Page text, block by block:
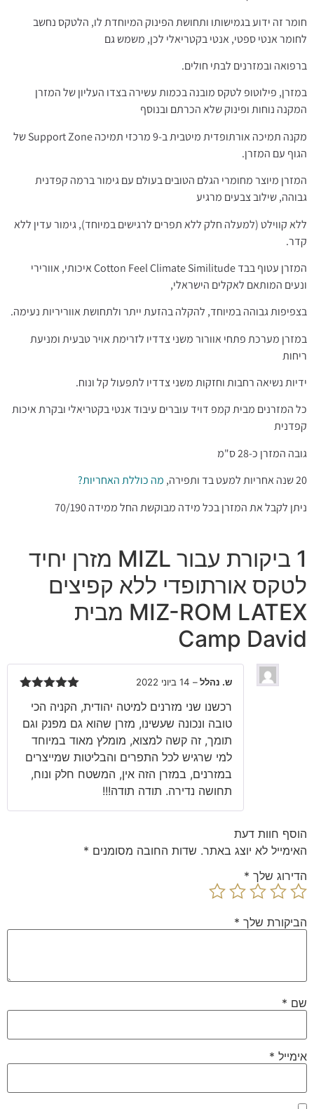
חומר זה ידוע בגמישותו ותחושת הפינוק המיוחדת לו, הלטקס נחשב
לחומר אנטי ספטי, אנטי בקטריאלי לכן, משמש גם
ברפואה ובמזרנים לבתי חולים.
במזרן, פילוטופ לטקס מובנה בכמות עשירה בצדו העליון של המזרן
המקנה נוחות ופינוק שלא הכרתם ובנוסף
מקנה תמיכה אורתופדית מיטבית ב-9 מרכזי תמיכה Support Zone של
הגוף עם המזרן.
המזרן מיוצר מחומרי הגלם הטובים בעולם עם גימור ברמה קפדנית
גבוהה, שילוב צבעים מרגיע
ללא קווילט (למעלה חלק ללא תפרים לרגישים במיוחד), גימור עדין ללא
קדר.
המזרן עטוף בבד Cotton Feel Climate Similitude איכותי, אוורירי
ונעים המותאם לאקלים הישראלי,
בצפיפות גבוהה במיוחד, להקלה בהזעת ייתר ולתחושת אווריריות נעימה.
במזרן מערכת פתחי אוורור משני צדדיו לזרימת אויר טבעית ומניעת
ריחות
ידיות נשיאה רחבות וחזקות משני צדדיו לתפעול קל ונוח.
כל המזרנים מבית קמפ דויד עוברים עיבוד אנטי בקטריאלי ובקרת איכות
קפדנית
גובה המזרן כ-28 ס"מ
20 שנה אחריות למעט בד ותפירה,
מה כוללת האחריות?
ניתן לקבל את המזרן בכל מידה מבוקשת החל ממידה 70/190
1 ביקורת עבור
MIZL מזרן יחיד
לטקס אורתופדי ללא קפיצים
MIZ-ROM LATEX מבית
Camp David
5
ש. נהלל– 14 ביוני 2022
רכשנו שני מזרנים למיטה יהודית, הקניה הכי
טובה ונכונה שעשינו, מזרן שהוא גם מפנק וגם
תומך, זה קשה למצוא, מומלץ מאוד במיוחד
למי שרגיש לכל התפרים והבליטות שמייצרים
במזרנים, במזרן הזה אין, המשטח חלק ונוח,
תחושה נדירה. תודה תודה!!!
הוסף חוות דעת
האימייל לא יוצג באתר. שדות החובה מסומנים *
הדירוג שלך *
הביקורת שלך *
שם *
אימייל *